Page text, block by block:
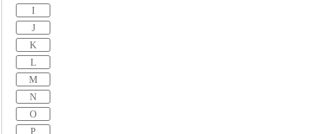
I
J
K
L
M
N
O
P